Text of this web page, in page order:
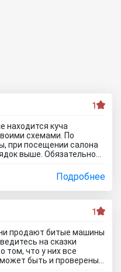
1
находится куча
схемами. По
при посещении салона
выше. Обязательное
на приличную
якобы первый год в
и страхование
не связана с риском
на складе.
По отзывам об
со скрученным
не тратьте время
в карму все
Подробнее
1
продают битые машины
на сказки
том, что у них все
быть и проверены,